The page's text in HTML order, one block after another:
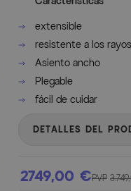
extensible
resistente a los
Asiento ancho
Plegable
fácil de cuidar
DETALLES DEL
2749,00 €PVP